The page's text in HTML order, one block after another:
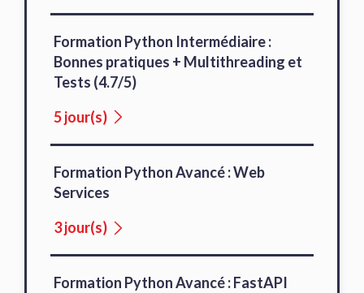
Formation Python Intermédiaire :
Bonnes pratiques + Multithreading et
Tests (4.7/5)
5 jour(s)
Formation Python Avancé : Web
Services
3 jour(s)
Formation Python Avancé : FastAPI